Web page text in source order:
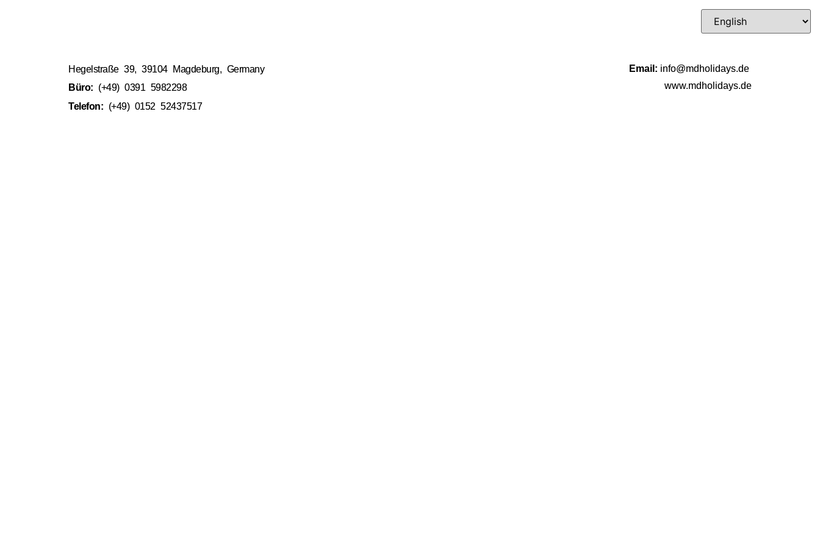
Hegelstraße 39, 39104 Magdeburg, Germany
Büro: (+49) 0391 5982298
Telefon: (+49) 0152 52437517
Email: info@mdholidays.de
www.mdholidays.de